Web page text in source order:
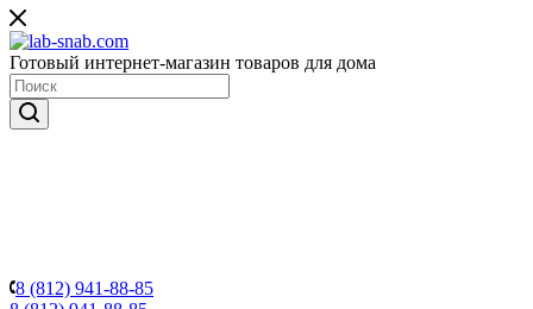
Готовый интернет-магазин товаров для дома
8 (812) 941-88-85